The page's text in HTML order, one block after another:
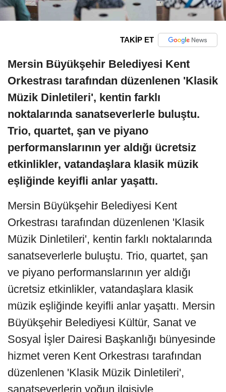
TAKİP ET
Mersin Büyükşehir Belediyesi Kent
Orkestrası tarafından düzenlenen 'Klasik
Müzik Dinletileri', kentin farklı
noktalarında sanatseverlerle buluştu.
Trio, quartet, şan ve piyano
performanslarının yer aldığı ücretsiz
etkinlikler, vatandaşlara klasik müzik
eşliğinde keyifli anlar yaşattı.
Mersin Büyükşehir Belediyesi Kent
Orkestrası tarafından düzenlenen 'Klasik
Müzik Dinletileri', kentin farklı noktalarında
sanatseverlerle buluştu. Trio, quartet, şan
ve piyano performanslarının yer aldığı
ücretsiz etkinlikler, vatandaşlara klasik
müzik eşliğinde keyifli anlar yaşattı. Mersin
Büyükşehir Belediyesi Kültür, Sanat ve
Sosyal İşler Dairesi Başkanlığı bünyesinde
hizmet veren Kent Orkestrası tarafından
düzenlenen 'Klasik Müzik Dinletileri',
sanatseverlerin yoğun ilgisiyle